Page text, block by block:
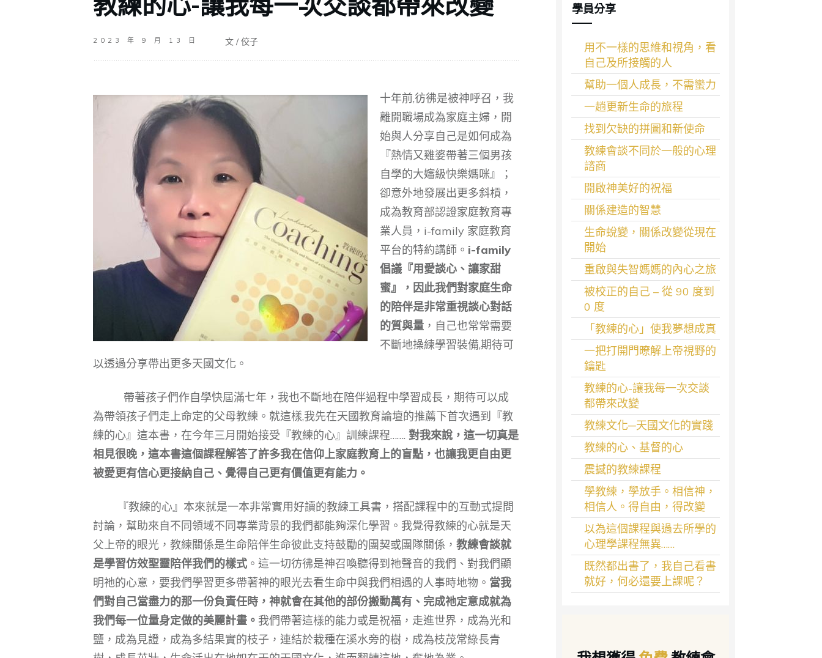
2023 年 9 月 13 日 文 /佼子
十年前,彷彿是被神呼召，我
離開職場成為家庭主婦，開
始與人分享自己是如何成為
『熱情又雞婆帶著三個男孩
自學的大嬸級快樂媽咪』；
卻意外地發展出更多斜槓，
成為教育部認證家庭教育專
業人員，i-family 家庭教育
平台的特約講師。 i-family
倡議『用愛談心、讓家甜
蜜』，因此我們對家庭生命
的陪伴是非常重視談心對話
的質與量 ，自己也常常需要
不斷地操練學習裝備,期待可
以透過分享帶出更多天國文化。
帶著孩子們作自學快屆滿七年，我也不斷地在陪伴過程中學習成長，期待可以成
為帶領孩子們走上命定的父母教練。就這樣,我先在天國教育論壇的推薦下首次遇到『教
練的心』這本書，在今年三月開始接受『教練的心』訓練課程……. 對我來說，這一切真是
相見很晚，這本書這個課程解答了許多我在信仰上家庭教育上的盲點，也讓我更自由更
被愛更有信心更接納自己、覺得自己更有價值更有能力。
『教練的心』本來就是一本非常實用好讀的教練工具書，搭配課程中的互動式提問
討論，幫助來自不同領域不同專業背景的我們都能夠深化學習。我覺得教練的心就是天
父上帝的眼光，教練關係是生命陪伴生命彼此支持鼓勵的團契或團隊關係， 教練會談就
是學習仿效聖靈陪伴我們的樣式 。這一切彷彿是神召喚聽得到祂聲音的我們、對我們顯
明祂的心意，要我們學習更多帶著神的眼光去看生命中與我們相遇的人事時地物。 當我
們對自己當盡力的那一份負責任時，神就會在其他的部份搬動萬有、完成祂定意成就為
我們每一位量身定做的美麗計畫。 我們帶著這樣的能力或是祝福，走進世界，成為光和
鹽，成為見證，成為多結果實的枝子，連結於栽種在溪水旁的樹，成為枝茂常綠長青
學員分享
用不一樣的思維和視角，看
自己及所接觸的人
幫助一個人成長，不需蠻力
一趟更新生命的旅程
找到欠缺的拼圖和新使命
教練會談不同於一般的心理
諮商
開啟神美好的祝福
關係建造的智慧
生命蛻變，關係改變從現在
開始
重啟與失智媽媽的內心之旅
被校正的自己 – 從 90 度到
0 度
「教練的心」使我夢想成真
一把打開門暸解上帝視野的
鑰匙
教練的心-讓我每一次交談
都帶來改變
教練文化─天國文化的實踐
教練的心、基督的心
震撼的教練課程
學教練，學放手。相信神，
相信人。得自由，得改變
以為這個課程與過去所學的
心理學課程無異……
既然都出書了，我自己看書
就好，何必還要上課呢？